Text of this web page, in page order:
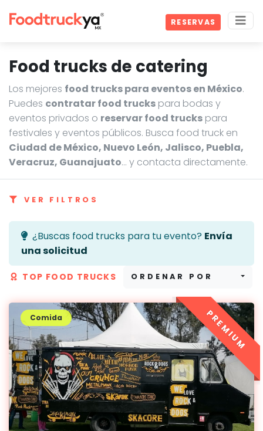
RESERVAS
Food trucks de catering
Los mejores food trucks para eventos en México.
Puedes contratar food trucks para bodas y
eventos privados o reservar food trucks para
festivales y eventos públicos. Busca food truck en
Ciudad de México, Nuevo León, Jalisco, Puebla,
Veracruz, Guanajuato… y contacta directamente.
VER FILTROS
¿Buscas food trucks para tu evento? Envía
una solicitud
TOP FOOD TRUCKS ORDENAR POR
Comida PREMIUM